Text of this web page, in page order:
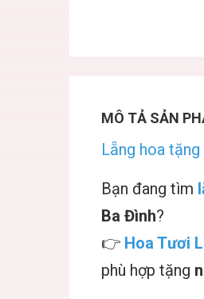
MÔ TẢ SẢN
Lẵng hoa
Bạn đang tìm
Ba Đình?
👉 Hoa Tươi
phù hợp tặng